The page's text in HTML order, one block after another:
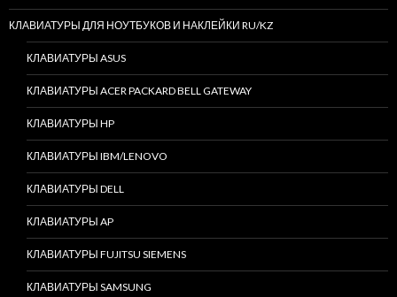
КЛАВИАТУРЫ ДЛЯ НОУТБУКОВ И НАКЛЕЙКИ RU/KZ
КЛАВИАТУРЫ ASUS
КЛАВИАТУРЫ ACER PACKARD BELL GATEWAY
КЛАВИАТУРЫ HP
КЛАВИАТУРЫ IBM/LENOVO
КЛАВИАТУРЫ DELL
КЛАВИАТУРЫ AP
КЛАВИАТУРЫ FUJITSU SIEMENS
КЛАВИАТУРЫ SAMSUNG